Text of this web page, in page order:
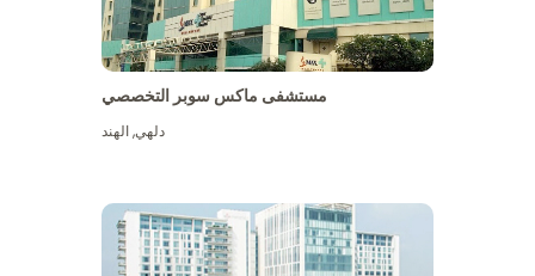
مستشفى ماكس سوبر التخصصي
دلهي,الهند